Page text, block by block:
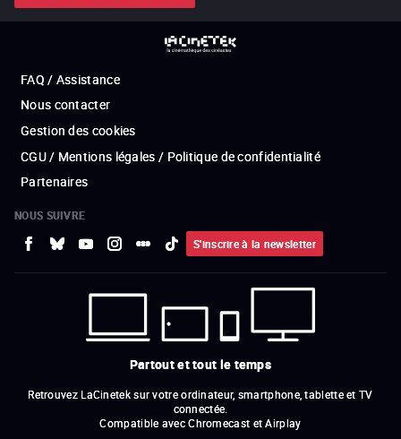
FAQ / Assistance
Nous contacter
Gestion des cookies
CGU / Mentions légales / Politique de confidentialité
Partenaires
NOUS SUIVRE
S'inscrire à la newsletter
Partout et tout le temps
Retrouvez LaCinetek sur votre ordinateur, smartphone, tablette et TV
connectée.
Compatible avec Chromecast et Airplay